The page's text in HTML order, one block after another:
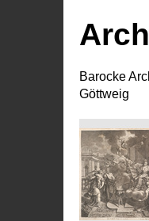
Barocke
Göttweig